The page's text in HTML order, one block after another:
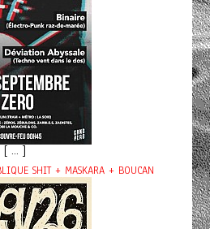
... ]
SHIT + MASKARA + BOUCAN